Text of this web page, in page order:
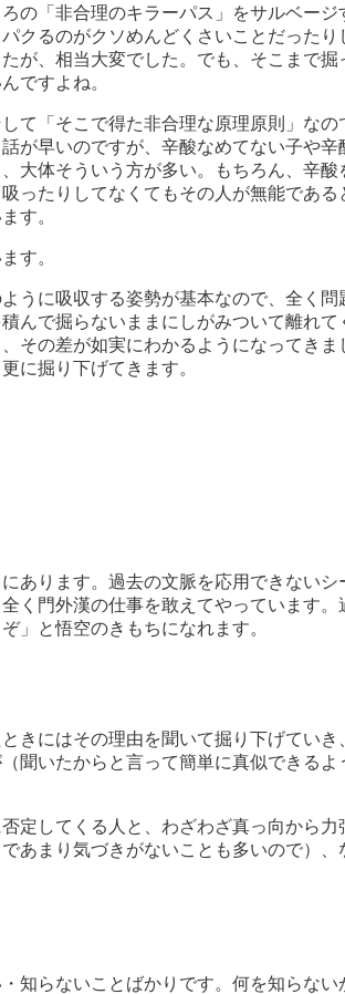
の「非合理のキラーパス」をサルベー
るのがクソめんどくさいことだった
、相当大変でした。でも、そこまで
ですよね。
「そこで得た非合理な原理原則」な
が早いのですが、辛酸なめてない子や
大体そういう方が多い。もちろん、辛
ったりしてなくてもその人が無能であ
す。
す。
うに吸収する姿勢が基本なので、全く
んで掘らないままにしがみついて離れ
その差が如実にわかるようになってき
に掘り下げてきます。
あります。過去の文脈を応用できない
門外漢の仕事を敢えてやっています
」と悟空のきもちになれます。
きにはその理由を聞いて掘り下げてい
いたからと言って簡単に真似できる
定してくる人と、わざわざ真っ向から
まり気づきがないことも多いので）
知らないことばかりです。何を知らな